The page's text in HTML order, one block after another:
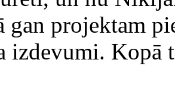
gan projektam
izdevumi. Kopā